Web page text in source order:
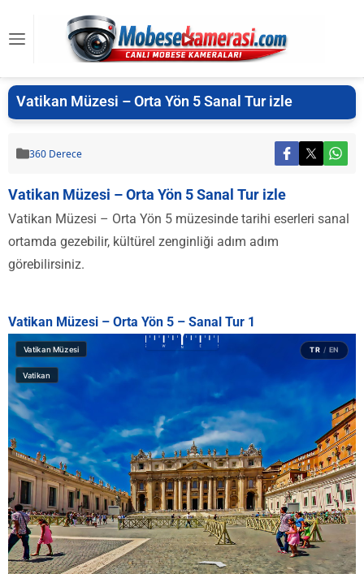
Vatikan Müzesi – Orta Yön 5 Sanal Tur izle
360 Derece
Vatikan Müzesi – Orta Yön 5 Sanal Tur izle
Vatikan Müzesi – Orta Yön 5 müzesinde tarihi eserleri sanal
ortamda gezebilir, kültürel zenginliği adım adım
görebilirsiniz.
Vatikan Müzesi – Orta Yön 5 – Sanal Tur 1